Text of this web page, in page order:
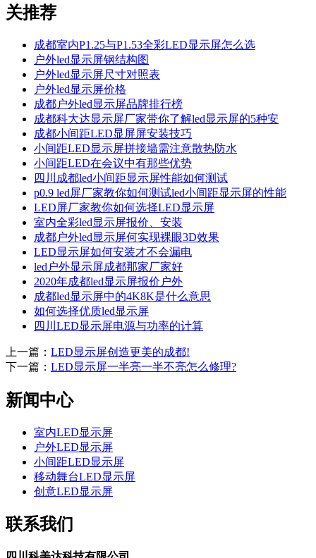
关推荐
成都室内P1.25与P1.53全彩LED显示屏怎么选
户外led显示屏钢结构图
户外led显示屏尺寸对照表
户外led显示屏价格
成都户外led显示屏品牌排行榜
成都科大达显示屏厂家带你了解led显示屏的5种安
成都小间距LED显屏屏安装技巧
小间距LED显示屏拼接墙需注意散热防水
小间距LED在会议中有那些优势
四川成都led小间距显示屏性能如何测试
p0.9 led屏厂家教你如何测试led小间距显示屏的性能
LED屏厂家教你如何选择LED显示屏
室内全彩led显示屏报价、安装
成都户外led显示屏何实现裸眼3D效果
LED显示屏如何安装才不会漏电
led户外显示屏成都那家厂家好
2020年成都led显示屏报价户外
成都led显示屏中的4K8K是什么意思
如何选择优质led显示屏
四川LED显示屏电源与功率的计算
上一篇： LED显示屏创造更美的成都!
下一篇： LED显示屏一半亮一半不亮怎么修理?
新闻中心
室内LED显示屏
户外LED显示屏
小间距LED显示屏
移动舞台LED显示屏
创意LED显示屏
联系我们